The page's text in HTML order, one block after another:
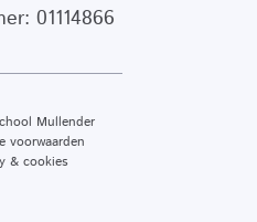
01114866
Mullender
voorwaarden
& cookies